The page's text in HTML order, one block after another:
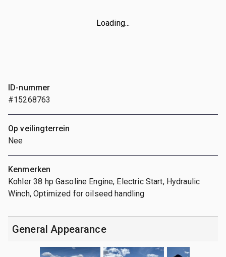
Loading...
ID-nummer
#15268763
Op veilingterrein
Nee
Kenmerken
Kohler 38 hp Gasoline Engine, Electric Start, Hydraulic
Winch, Optimized for oilseed handling
General Appearance